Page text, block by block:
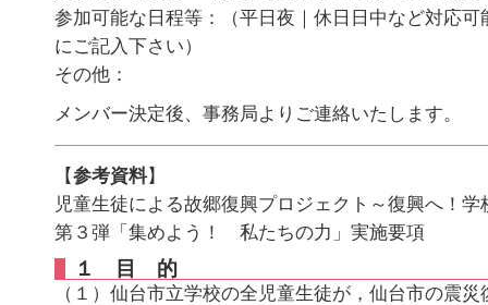
参加可能な日程等：（平日夜｜休日日中など対応可
にご記入下さい）
その他：
メンバー決定後、事務局よりご連絡いたします。
【参考資料】
児童生徒による故郷復興プロジェクト～復興へ！学
第３弾「集めよう！ 私たちの力」実施要項
１ 目 的
（１）仙台市立学校の全児童生徒が，仙台市の震